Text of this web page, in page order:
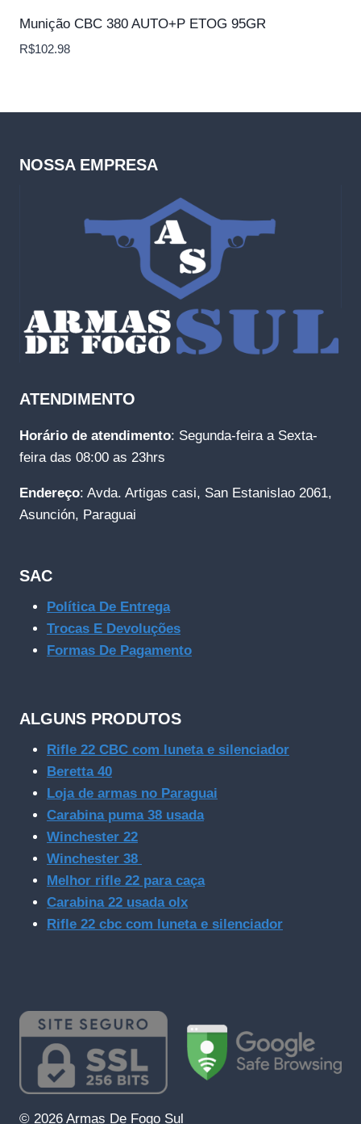
Munição CBC 380 AUTO+P ETOG 95GR
R$102.98
NOSSA EMPRESA
ATENDIMENTO
Horário de atendimento: Segunda-feira a Sexta-
feira das 08:00 as 23hrs
Endereço: Avda. Artigas casi, San Estanislao 2061,
Asunción, Paraguai
SAC
Política De Entrega
Trocas E Devoluções
Formas De Pagamento
ALGUNS PRODUTOS
Rifle 22 CBC com luneta e silenciador
Beretta 40
Loja de armas no Paraguai
Carabina puma 38 usada
Winchester 22
Winchester 38
Melhor rifle 22 para caça
Carabina 22 usada olx
Rifle 22 cbc com luneta e silenciador
© 2026 Armas De Fogo Sul